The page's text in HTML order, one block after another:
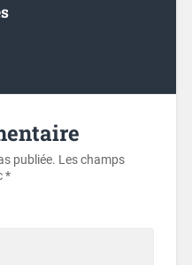
publiée. Les champs
*